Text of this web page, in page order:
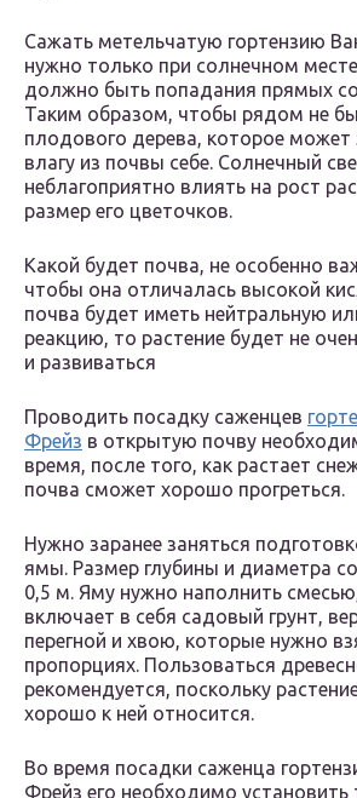
Сажать метельчатую гортензию
нужно только при солнечном
должно быть попадания прямых
Таким образом, чтобы рядом не
плодового дерева, которое может
влагу из почвы себе. Солнечный
неблагоприятно влиять на рост
размер его цветочков.
Какой будет почва, не особенно
чтобы она отличалась высокой
почва будет иметь нейтральную
реакцию, то растение будет не
и развиваться
Проводить посадку саженцев
Фрейз в открытую почву
время, после того, как растает
почва сможет хорошо прогреться.
Нужно заранее заняться
ямы. Размер глубины и диаметра
0,5 м. Яму нужно наполнить
включает в себя садовый грунт,
перегной и хвою, которые нужно
пропорциях. Пользоваться
рекомендуется, поскольку
хорошо к ней относится.
Во время посадки саженца
Фрейз его необходимо установить